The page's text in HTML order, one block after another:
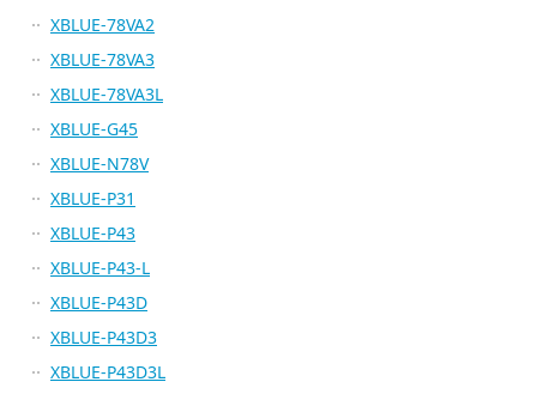
XBLUE-78VA2
XBLUE-78VA3
XBLUE-78VA3L
XBLUE-G45
XBLUE-N78V
XBLUE-P31
XBLUE-P43
XBLUE-P43-L
XBLUE-P43D
XBLUE-P43D3
XBLUE-P43D3L